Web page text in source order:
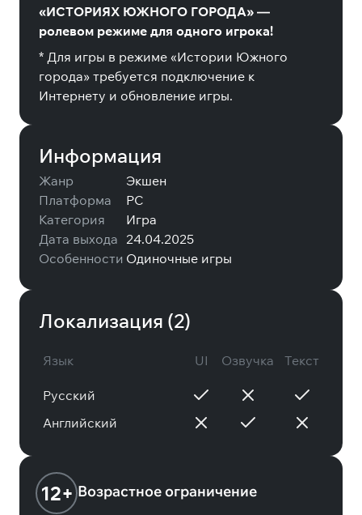
«ИСТОРИЯХ ЮЖНОГО ГОРОДА» —
ролевом режиме для одного игрока!
* Для игры в режиме «Истории Южного
города» требуется подключение к
Интернету и обновление игры.
Информация
Жанр
Экшен
Платформа
PC
Категория
Игра
Дата выхода 24.04.2025
Особенности Одиночные игры
Локализация (2)
Язык UI Озвучка Текст
Русский
Английский
12+ Возрастное ограничение